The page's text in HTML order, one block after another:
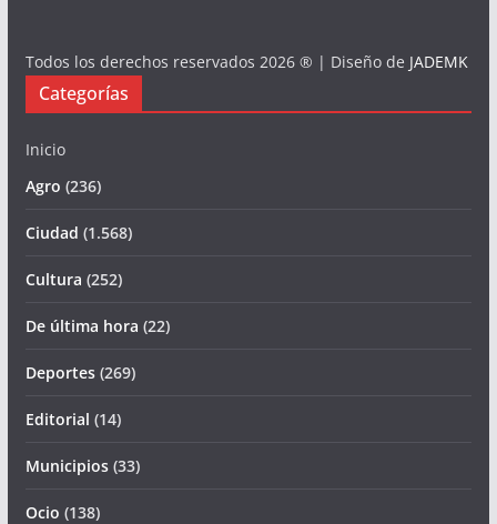
Todos los derechos reservados 2026 ® | Diseño de JADEMK
Categorías
Inicio
Agro (236)
Ciudad (1.568)
Cultura (252)
De última hora (22)
Deportes(269)
Editorial (14)
Municipios(33)
Ocio (138)